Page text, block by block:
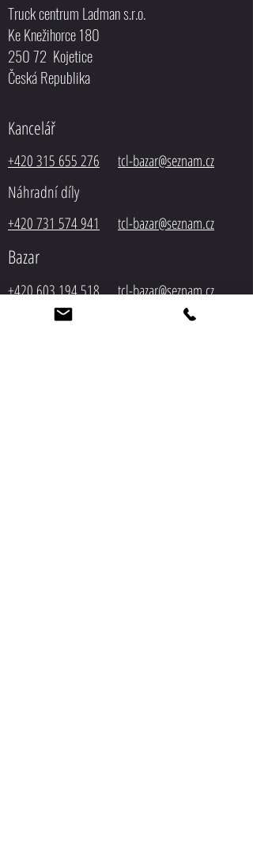
Truck centrum Ladman s.r.o.
Ke Knežihorce 180
250 72 Kojetice
Česká Republika
Kancelář
+420 315 655 276 tcl-bazar@seznam.cz
Náhradní díly
+420 731 574 941 tcl-bazar@seznam.cz
Bazar
+420 603 194 518 tcl-bazar@seznam.cz